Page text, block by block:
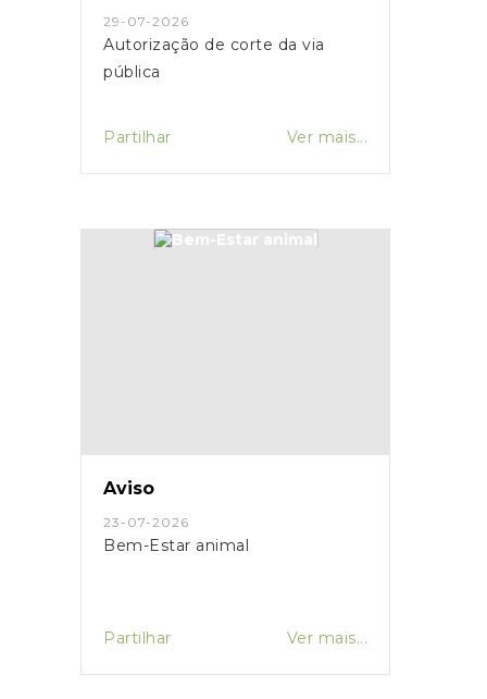
29-07-2026
Autorização de corte da via
pública
Partilhar Ver mais...
Aviso
23-07-2026
Bem-Estar animal
Partilhar Ver mais...